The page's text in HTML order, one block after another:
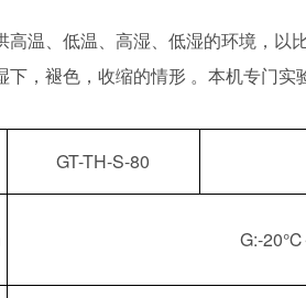
高温、低温、高湿、低湿的环境，以
下，褪色，收缩的情形 。本机专门
GT-TH-S-80
G:-